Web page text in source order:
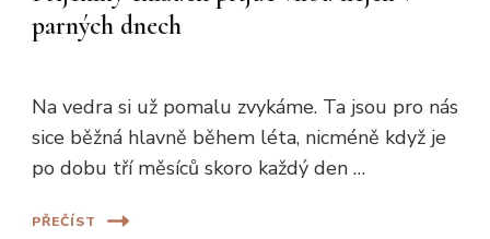
parných dnech
Na vedra si už pomalu zvykáme. Ta jsou pro nás
sice běžná hlavně během léta, nicméně když je
po dobu tří měsíců skoro každý den …
PŘEČÍST